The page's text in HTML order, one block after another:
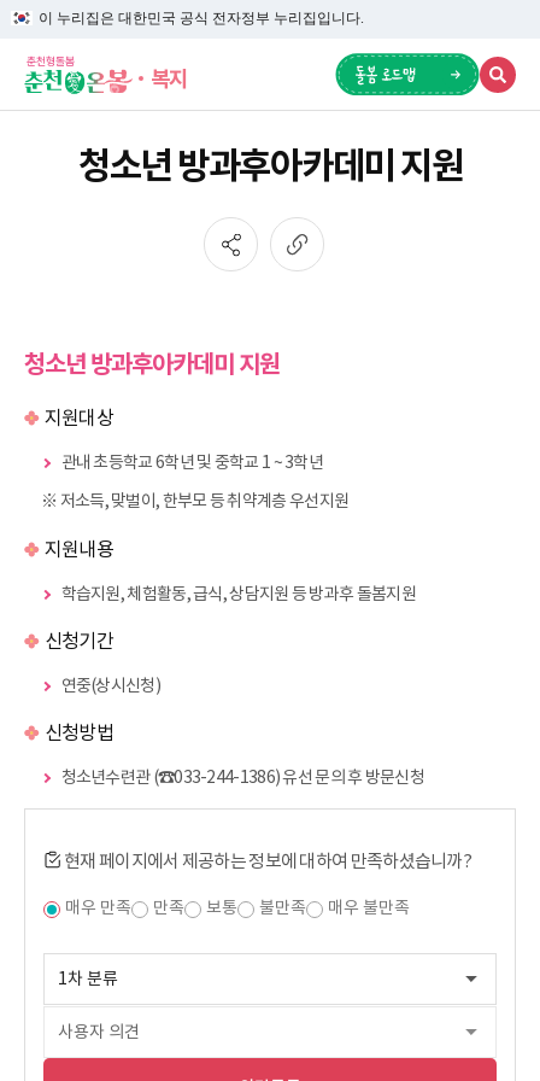
이 누리집은 대한민국 공식 전자정부 누리집입니다.
복지
청소년 방과후아카데미 지원
청소년 방과후아카데미 지원
지원대상
관내 초등학교 6학년 및 중학교 1 ~ 3학년
※ 저소득, 맞벌이, 한부모 등 취약계층 우선지원
지원내용
학습지원, 체험활동, 급식, 상담지원 등 방과후 돌봄지원
신청기간
연중(상시신청)
신청방법
청소년수련관 (☎033-244-1386) 유선 문의 후 방문신청
현재 페이지에서 제공하는 정보에 대하여 만족하셨습니까?
매우 만족 만족 보통 불만족 매우 불만족